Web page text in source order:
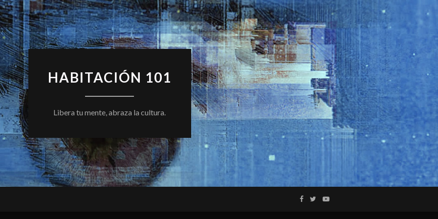
HABITACIÓN 101
Libera tu mente, abraza la cultura.